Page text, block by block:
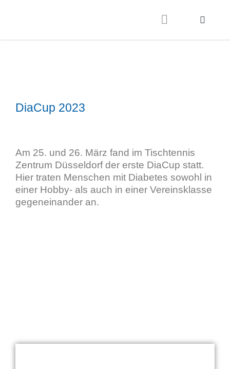
DiaCup 2023
Am 25. und 26. März fand im Tischtennis
Zentrum Düsseldorf der erste DiaCup statt.
Hier traten Menschen mit Diabetes sowohl in
einer Hobby- als auch in einer Vereinsklasse
gegeneinander an.